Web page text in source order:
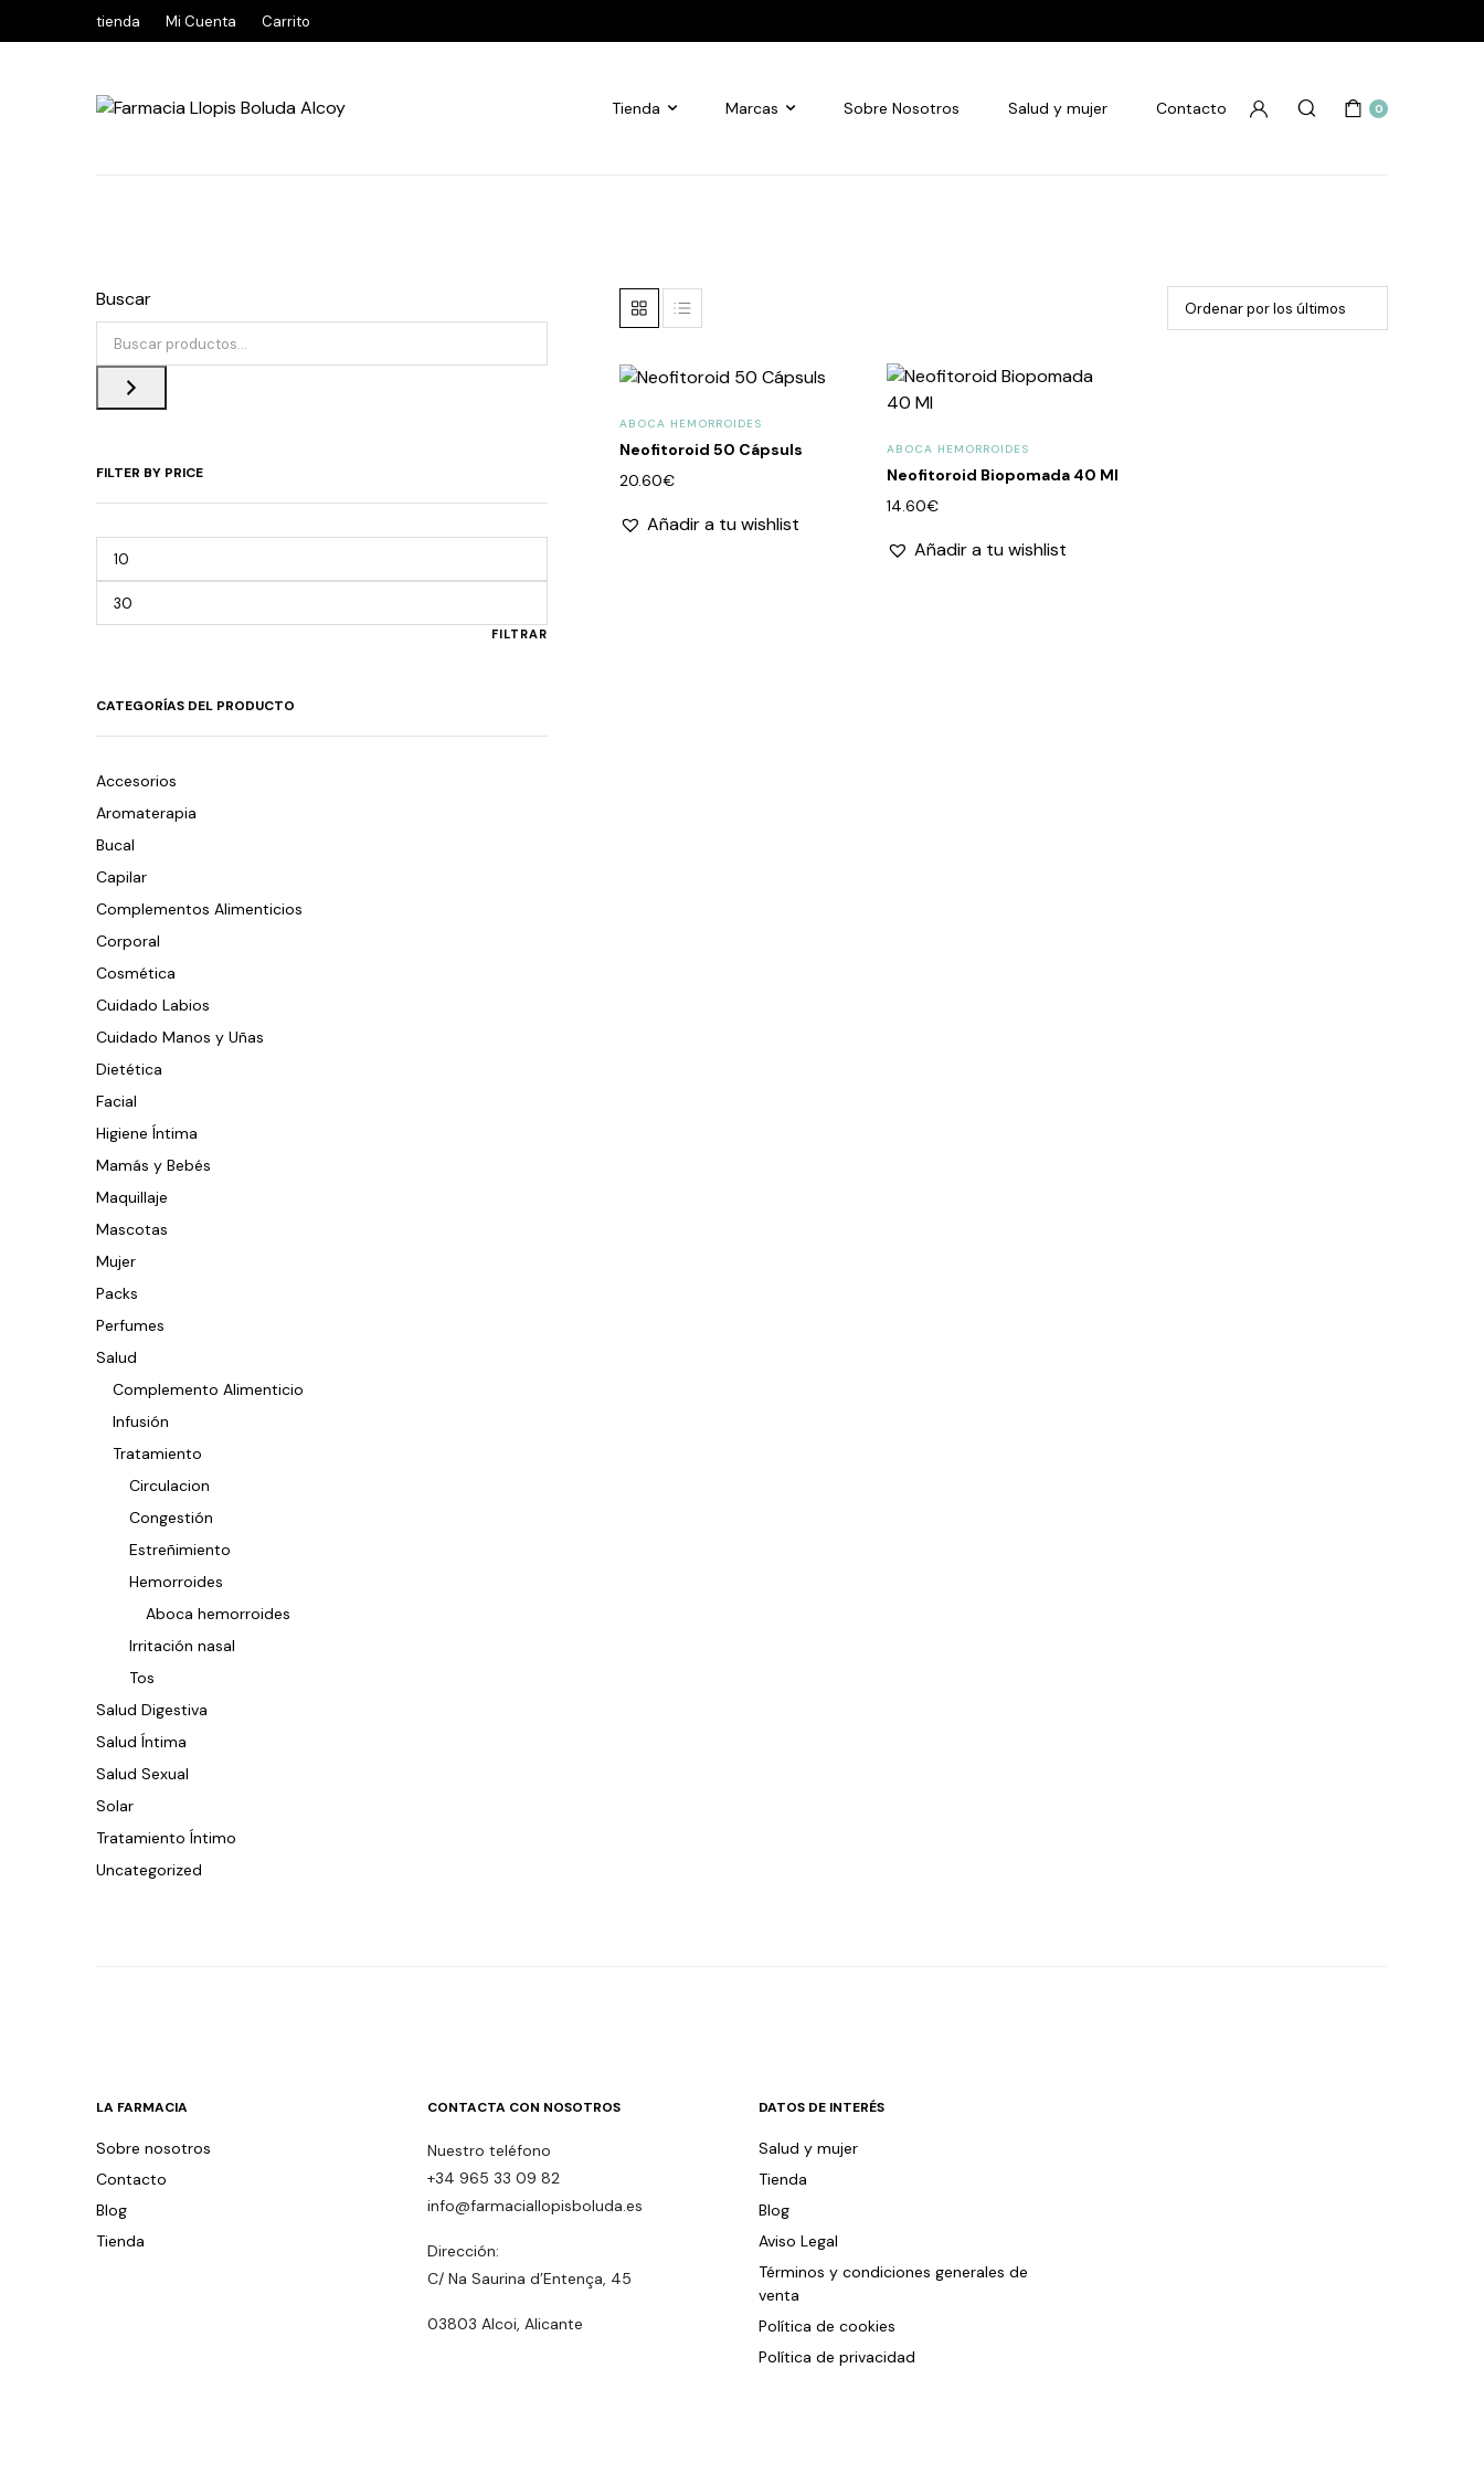
tienda Mi Cuenta Carrito
Tienda Marcas Sobre Nosotros Salud y mujer Contacto 0
Buscar
FILTER BY PRICE
mínimo
máximo
FILTRAR
CATEGORÍAS DEL PRODUCTO
Accesorios
Aromaterapia
Bucal
Capilar
Complementos Alimenticios
Corporal
Cosmética
Cuidado Labios
Cuidado Manos y Uñas
Dietética
Facial
Higiene Íntima
Mamás y Bebés
Maquillaje
Mascotas
Mujer
Packs
Perfumes
Salud
Complemento Alimenticio
Infusión
Tratamiento
Circulacion
Congestión
Estreñimiento
Hemorroides
Aboca hemorroides
Irritación nasal
Tos
Salud Digestiva
Salud Íntima
Salud Sexual
Solar
Tratamiento Íntimo
Uncategorized
ABOCA HEMORROIDES
Neofitoroid 50 Cápsuls
20.60€
Añadir a tu wishlist
ABOCA HEMORROIDES
Neofitoroid Biopomada 40 Ml
14.60€
Añadir a tu wishlist
LA FARMACIA
Sobre nosotros
Contacto
Blog
Tienda
CONTACTA CON NOSOTROS
Nuestro teléfono
+34 965 33 09 82
info@farmaciallopisboluda.es
Dirección:
C/ Na Saurina d’Entença, 45
03803 Alcoi, Alicante
DATOS DE INTERÉS
Salud y mujer
Tienda
Blog
Aviso Legal
Términos y condiciones generales de
venta
Política de cookies
Política de privacidad